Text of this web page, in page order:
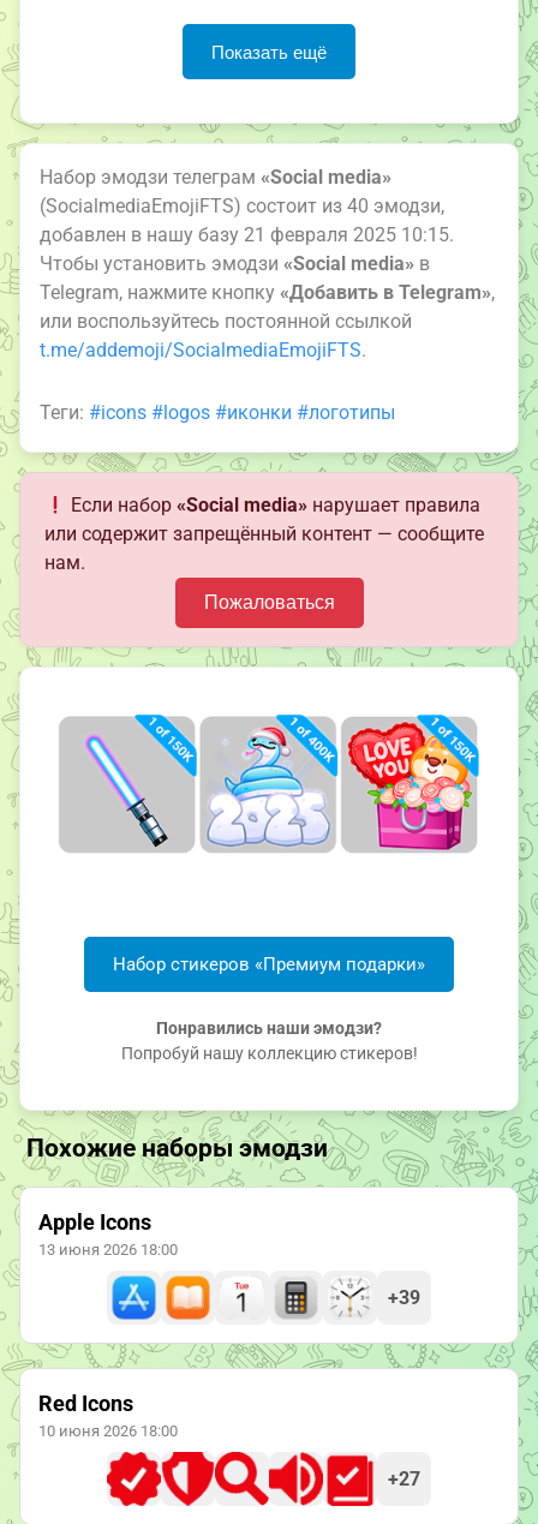
Показать ещё
Набор эмодзи телеграм «Social media»
(SocialmediaEmojiFTS) состоит из 40 эмодзи,
добавлен в нашу базу 21 февраля 2025 10:15.
Чтобы установить эмодзи «Social media» в
Telegram, нажмите кнопку «Добавить в Telegram»,
или воспользуйтесь постоянной ссылкой
t.me/addemoji/SocialmediaEmojiFTS.
Теги: #icons #logos #иконки #логотипы
Если набор«Social media» нарушает правила
или содержит запрещённый контент — сообщите
нам.
Пожаловаться
Набор стикеров «Премиум подарки»
Понравились наши эмодзи?
Попробуй нашу коллекцию стикеров!
Похожие наборы эмодзи
Apple Icons
13 июня 2026 18:00
+39
Red Icons
10 июня 2026 18:00
+27